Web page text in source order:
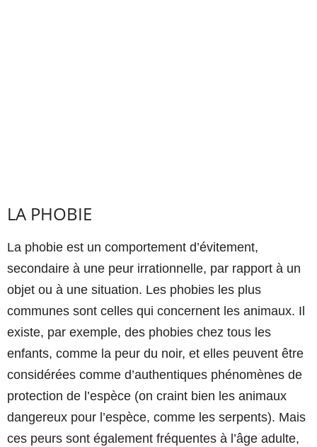
LA PHOBIE
La phobie est un comportement d’évitement,
secondaire à une peur irrationnelle, par rapport à un
objet ou à une situation. Les phobies les plus
communes sont celles qui concernent les animaux. Il
existe, par exemple, des phobies chez tous les
enfants, comme la peur du noir, et elles peuvent être
considérées comme d’authentiques phénomènes de
protection de l’espèce (on craint bien les animaux
dangereux pour l’espèce, comme les serpents). Mais
ces peurs sont également fréquentes à l’âge adulte,